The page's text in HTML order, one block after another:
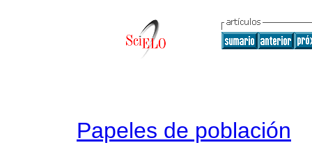
Papeles de población